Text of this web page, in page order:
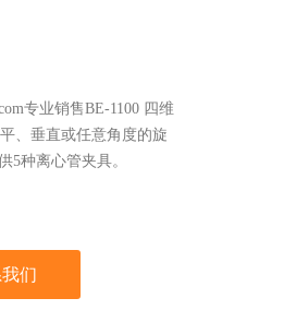
专业销售BE-1100 四维
、垂直或任意角度的旋
5种离心管夹具。
们